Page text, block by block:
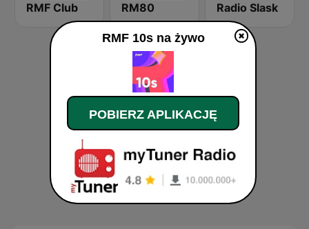
RMF Club RM80 Radio Slask
RMF 10s na żywo
POBIERZ APLIKACJĘ